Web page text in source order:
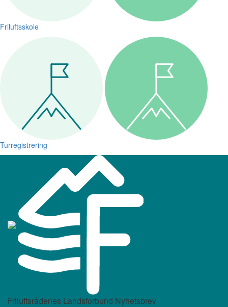
Friluftsskole
Turregistrering
Friluftsrådenes Landsforbund Nyhetsbrev